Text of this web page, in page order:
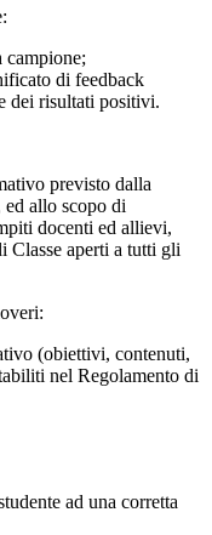
di feedback
dei risultati positivi.
previsto dalla
allo scopo di
docenti ed allievi,
Classe aperti a tutti gli
(obiettivi, contenuti,
nel Regolamento di
ad una corretta